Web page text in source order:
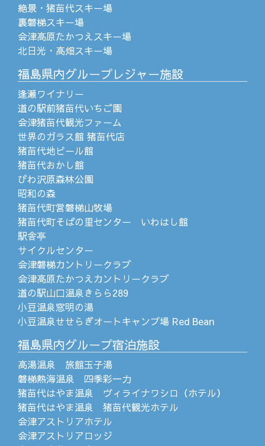
絶景・猪苗代スキー場
裏磐梯スキー場
会津高原たかつえスキー場
北日光・高畑スキー場
福島県内グループレジャー施設
逢瀬ワイナリー
道の駅前猪苗代いちご園
会津猪苗代観光ファーム
世界のガラス館 猪苗代店
猪苗代地ビール館
猪苗代おかし館
びわ沢原森林公園
昭和の森
猪苗代町営磐梯山牧場
猪苗代町そばの里センター いわはし館
駅舎亭
サイクルセンター
会津磐梯カントリークラブ
会津高原たかつえカントリークラブ
道の駅山口温泉きらら289
小豆温泉窓明の湯
小豆温泉せせらぎオートキャンプ場 Red Bean
福島県内グループ宿泊施設
高湯温泉 旅館玉子湯
磐梯熱海温泉 四季彩一力
猪苗代はやま温泉 ヴィライナワシロ（ホテル）
猪苗代はやま温泉 猪苗代観光ホテル
会津アストリアホテル
会津アストリアロッジ